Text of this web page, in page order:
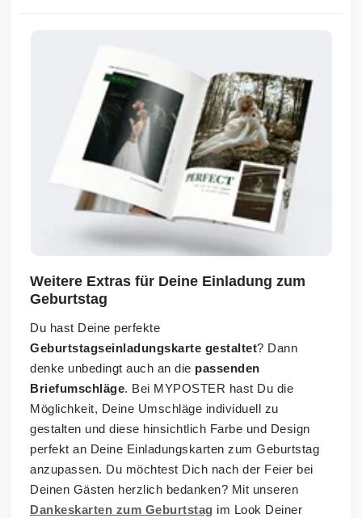
Weitere Extras für Deine Einladung zum
Geburtstag
Du hast Deine perfekte
Geburtstagseinladungskarte gestaltet? Dann
denke unbedingt auch an die passenden
Briefumschläge. Bei MYPOSTER hast Du die
Möglichkeit, Deine Umschläge individuell zu
gestalten und diese hinsichtlich Farbe und Design
perfekt an Deine Einladungskarten zum Geburtstag
anzupassen. Du möchtest Dich nach der Feier bei
Deinen Gästen herzlich bedanken? Mit unseren
Dankeskarten zum Geburtstag im Look Deiner